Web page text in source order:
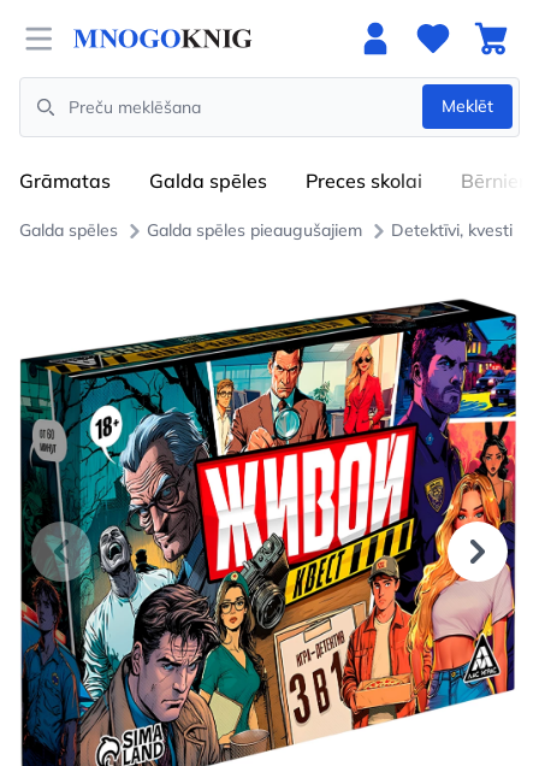
Open menu
Search
Meklēt
Grāmatas Galda spēles Preces skolai Bērniem
Galda spēles Galda spēles pieaugušajiem Detektīvi, kvesti